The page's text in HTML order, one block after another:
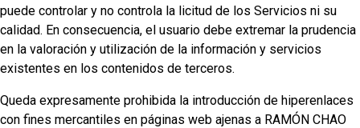
puede controlar y no controla la licitud de los Servicios ni su
calidad. En consecuencia, el usuario debe extremar la prudencia
en la valoración y utilización de la información y servicios
existentes en los contenidos de terceros.
Queda expresamente prohibida la introducción de hiperenlaces
con fines mercantiles en páginas web ajenas a RAMÓN CHAO